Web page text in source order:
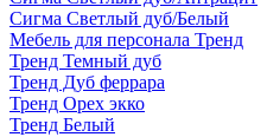
Сигма Светлый дуб/Белый
Мебель для персонала Тренд
Тренд Темный дуб
Тренд Дуб феррара
Тренд Орех экко
Тренд Белый